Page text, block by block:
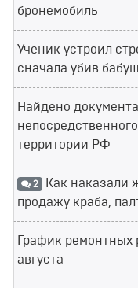
бронемобиль
Ученик устроил
сначала убив
Найдено
территории РФ
2 Как наказали
продажу краба,
График ремонтных
августа